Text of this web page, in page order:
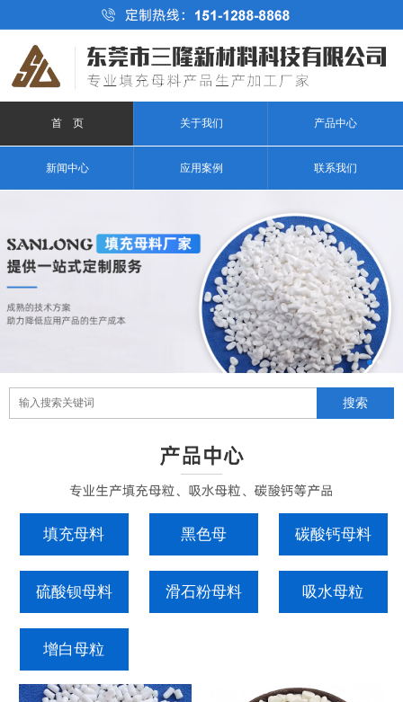
首 页 关于我们 产品中心
新闻中心 应用案例 联系我们
填充母料 黑色母 碳酸钙母料
硫酸钡母料 滑石粉母料 吸水母粒
增白母粒